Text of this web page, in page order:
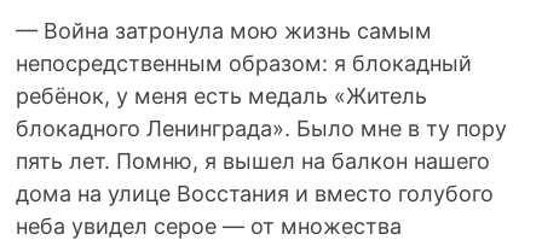
— Война затронула мою жизнь самым
непосредственным образом: я блокадный
ребёнок, у меня есть медаль «Житель
блокадного Ленинграда». Было мне в ту пору
пять лет. Помню, я вышел на балкон нашего
дома на улице Восстания и вместо голубого
неба увидел серое — от множества